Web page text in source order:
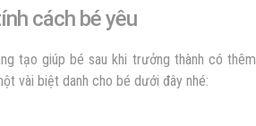
cách bé yêu
tạo giúp bé sau khi trưởng thành có thêm
vài biệt danh cho bé dưới đây nhé: